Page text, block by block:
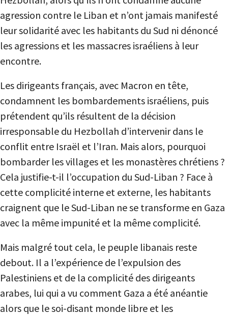
agression contre le Liban et n’ont jamais manifesté
leur solidarité avec les habitants du Sud ni dénoncé
les agressions et les massacres israéliens à leur
encontre.
Les dirigeants français, avec Macron en tête,
condamnent les bombardements israéliens, puis
prétendent qu’ils résultent de la décision
irresponsable du Hezbollah d’intervenir dans le
conflit entre Israël et l’Iran. Mais alors, pourquoi
bombarder les villages et les monastères chrétiens ?
Cela justifie-t-il l’occupation du Sud-Liban ? Face à
cette complicité interne et externe, les habitants
craignent que le Sud-Liban ne se transforme en Gaza
avec la même impunité et la même complicité.
Mais malgré tout cela, le peuple libanais reste
debout. Il a l’expérience de l’expulsion des
Palestiniens et de la complicité des dirigeants
arabes, lui qui a vu comment Gaza a été anéantie
alors que le soi-disant monde libre et les